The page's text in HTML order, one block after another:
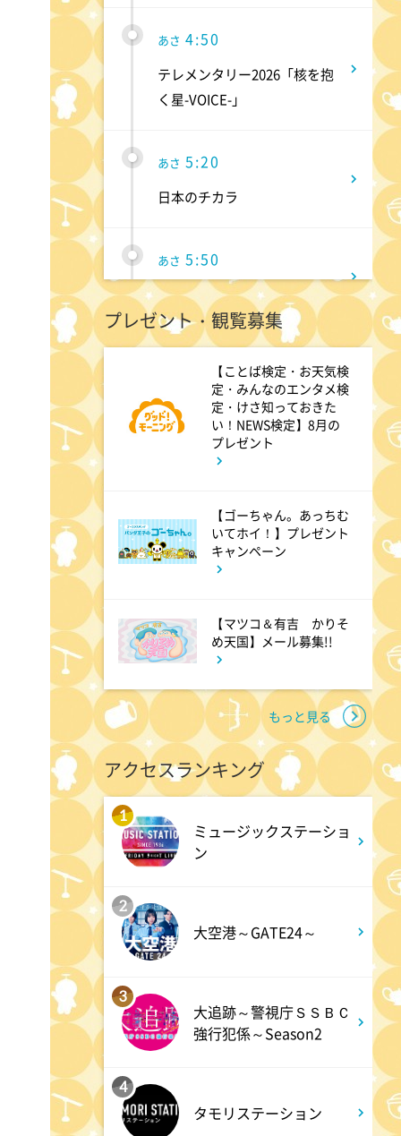
あさ 4:50
テレメンタリー2026「核を抱
く星-VOICE-」
あさ 5:20
日本のチカラ
あさ 5:50
ANNニュース
グッド!モーニング
8:00
行が思い出の地・静岡県で極上
旅&世界遺産特集!
1泊家族 傑作選 100年前に
タイプスリップ!?昭和大正の暮
らしをする衝撃家族
午前 9:55
しあわせのたね。
午前 10:00
る!恐怖を感じる音楽会」
買いドキ!生放送ショッピン
グ 期間限定商品を手にする大
チャンス!お見逃しなく!
午前 11:00
プレゼント・観覧募集
【ことば検定・お天気検
定・みんなのエンタメ検
定・けさ知っておきた
い！NEWS検定】8月の
プレゼント
【ゴーちゃん。あっちむ
いてホイ！】プレゼント
キャンペーン
【マツコ＆有吉 かりそ
め天国】メール募集!!
もっと見る
アクセスランキング
1
ミュージックステーショ
ン
2
大空港～GATE24～
3
大追跡～警視庁ＳＳＢＣ
強行犯係～Season2
4
タモリステーション